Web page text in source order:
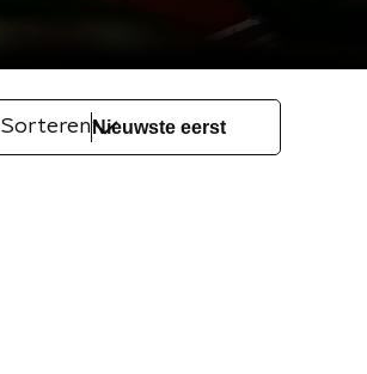
Sorteren